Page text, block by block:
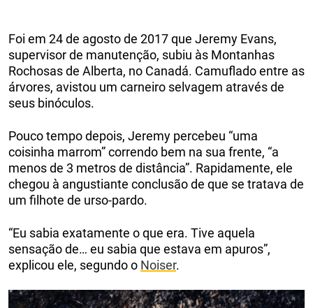
Foi em 24 de agosto de 2017 que Jeremy Evans,
supervisor de manutenção, subiu às Montanhas
Rochosas de Alberta, no Canadá. Camuflado entre as
árvores, avistou um carneiro selvagem através de
seus binóculos.
Pouco tempo depois, Jeremy percebeu “uma
coisinha marrom” correndo bem na sua frente, “a
menos de 3 metros de distância”. Rapidamente, ele
chegou à angustiante conclusão de que se tratava de
um filhote de urso-pardo.
“Eu sabia exatamente o que era. Tive aquela
sensação de… eu sabia que estava em apuros”,
explicou ele, segundo o Noiser.